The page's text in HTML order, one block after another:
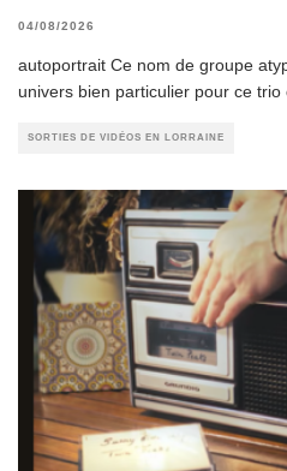
04/08/2026
autoportrait Ce nom de groupe
univers bien particulier pour ce trio
SORTIES DE VIDÉOS EN LORRAINE